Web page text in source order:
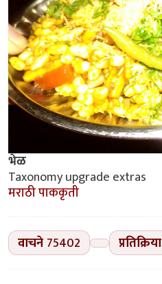
भेळ
Taxonomy upgrade extras
मराठी पाककृती
वाचने 75402 प्रतिक्रिया